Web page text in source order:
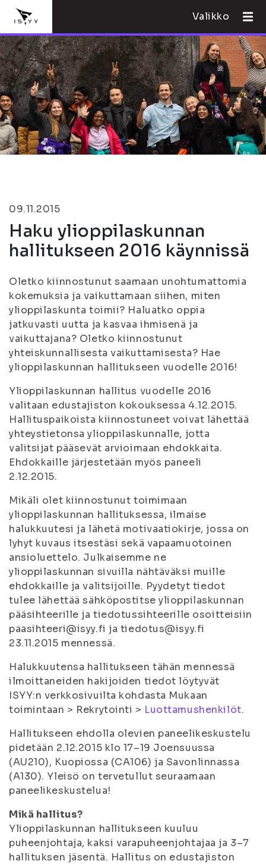
Valikko
09.11.2015
Haku ylioppilaskunnan
hallitukseen 2016 käynnissä
Oletko kiinnostunut saamaan unohtumattomia
kokemuksia ja vaikuttamaan siihen, miten
ylioppilaskunta toimii? Haluatko oppia
jatkuvasti uutta ja kasvaa ihmisenä ja
vaikuttajana? Oletko kiinnostunut
yhteiskunnallisesta vaikuttamisesta? Hae
ylioppilaskunnan hallitukseen vuodelle 2016!
Ylioppilaskunnan hallitus vuodelle 2016
valitaan edustajiston kokouksessa 4.12.2015.
Hallituspaikoista kiinnostuneet voivat lähettää
yhteystietonsa ylioppilaskunnalle, jotta
valitsijat pääsevät arvioimaan ehdokkaita.
Ehdokkaille järjestetään myös paneeli
2.12.2015.
Mikäli olet kiinnostunut toimimaan
ylioppilaskunnan hallituksessa, ilmaise
halukkuutesi ja lähetä motivaatiokirje, jossa on
lyhyt kuvaus itsestäsi sekä vapaamuotoinen
ansioluettelo. Julkaisemme ne
ylioppilaskunnan sivuilla nähtäväksi muille
ehdokkaille ja valitsijoille. Pyydetyt tiedot
tulee lähettää sähköpostitse ylioppilaskunnan
pääsihteerille ja tiedotussihteerille osoitteisiin
paasihteeri@isyy.fi ja tiedotus@isyy.fi
23.11.2015 mennessä.
Halukkuutensa hallitukseen tähän mennessä
ilmoittaneiden hakijoiden tiedot löytyvät
ISYY:n verkkosivuilta kohdasta Mukaan
toimintaan > Rekrytointi > Luottamushenkilöt.
Hallitukseen ehdolla olevien paneelikeskustelu
pidetään 2.12.2015 klo 17–19 Joensuussa
(AU210), Kuopiossa (CA106) ja Savonlinnassa
(A130). Yleisö on tervetullut seuraamaan
paneelikeskustelua!
Mikä hallitus?
Ylioppilaskunnan hallitukseen kuuluu
puheenjohtaja, kaksi varapuheenjohtajaa ja 3–7
hallituksen jäsentä. Hallitus on edustajiston